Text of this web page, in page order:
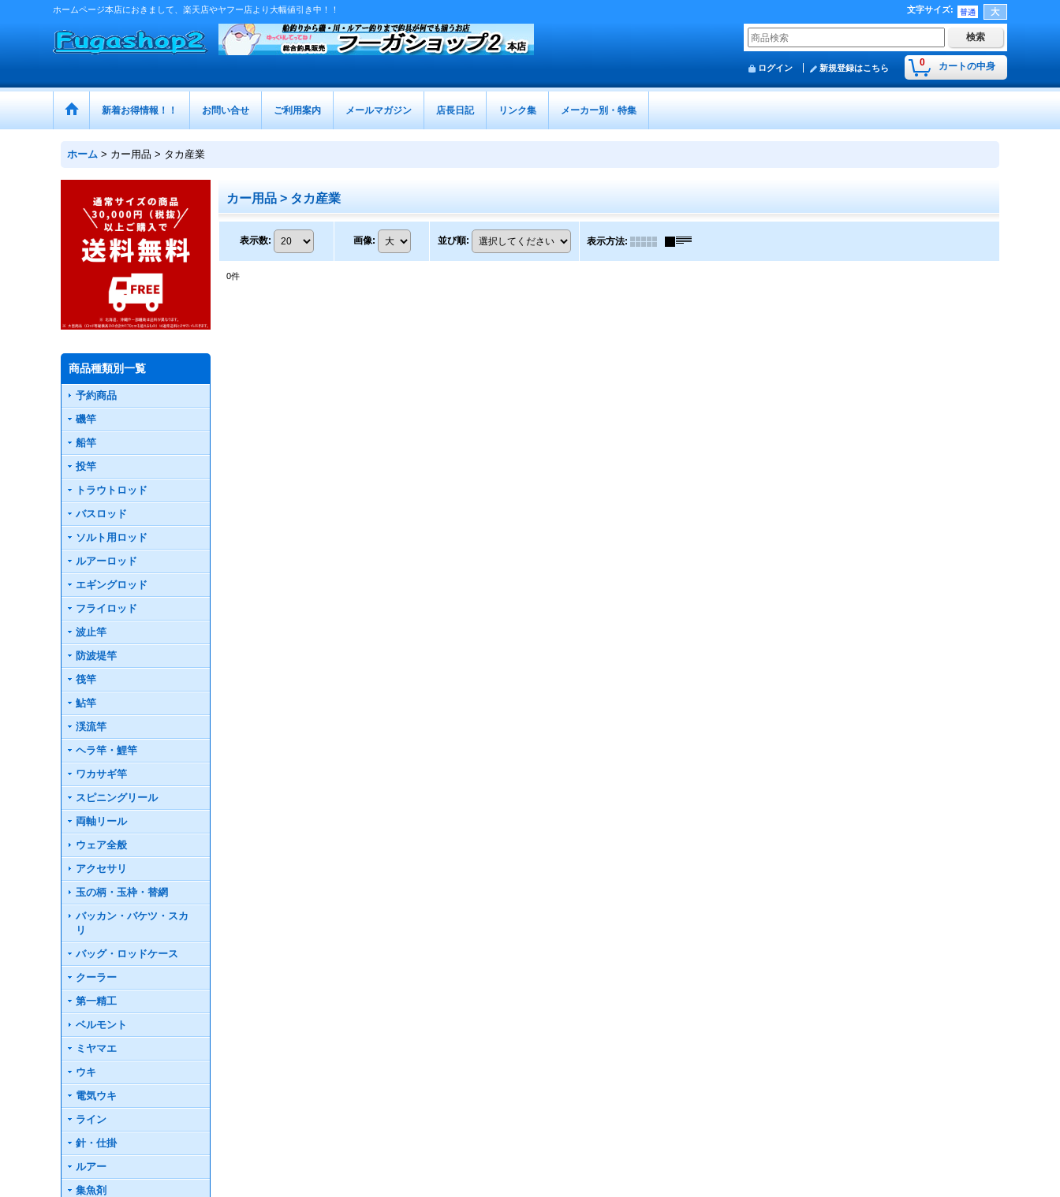
ホームページ本店におきまして、楽天店やヤフー店より大幅値引き中！！ 文字サイズ:
0 カートの中身
ログイン 新規登録はこちら
新着お得情報！！ お問い合せ ご利用案内 メールマガジン 店長日記 リンク集 メーカー別・特集
ホーム > カー用品 > タカ産業
商品種類別一覧
予約商品
磯竿
船竿
投竿
トラウトロッド
バスロッド
ソルト用ロッド
ルアーロッド
エギングロッド
フライロッド
波止竿
防波堤竿
筏竿
鮎竿
渓流竿
ヘラ竿・鯉竿
ワカサギ竿
スピニングリール
両軸リール
ウェア全般
アクセサリ
玉の柄・玉枠・替網
バッカン・バケツ・スカ
リ
バッグ・ロッドケース
クーラー
第一精工
ベルモント
ミヤマエ
ウキ
電気ウキ
ライン
針・仕掛
ルアー
集魚剤
カー用品 > タカ産業
表示数: 画像: 並び順: 表示方法:
0件